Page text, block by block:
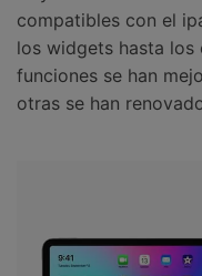
compatibles con el
los widgets hasta los
funciones se han
otras se han